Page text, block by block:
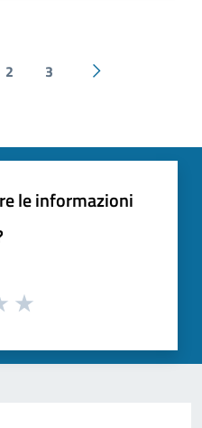
2 3
Pagina
le informazioni